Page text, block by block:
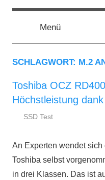
Zumssd-
ratgeber.de
SSD
Kaufberatung:
Empfehlung,
Menü
SCHLAGWORT: M.2
Toshiba OCZ
Höchstleistung
November
ratgeber.de
SSD Test
An Experten wendet
Toshiba selbst
in drei Klassen. Das ist